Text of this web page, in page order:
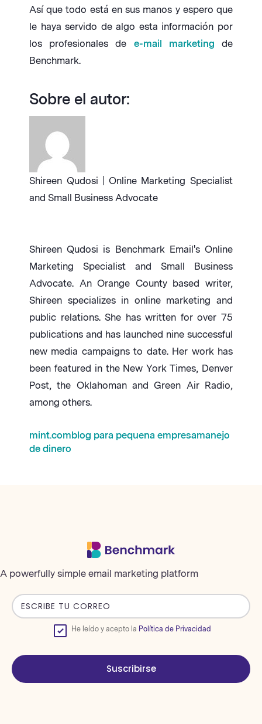
Así que todo está en sus manos y espero que
le haya servido de algo esta información por
los profesionales de e-mail marketing de
Benchmark.
Sobre el autor:
Shireen Qudosi | Online Marketing Specialist
and Small Business Advocate
Shireen Qudosi is Benchmark Email's Online
Marketing Specialist and Small Business
Advocate. An Orange County based writer,
Shireen specializes in online marketing and
public relations. She has written for over 75
publications and has launched nine successful
new media campaigns to date. Her work has
been featured in the New York Times, Denver
Post, the Oklahoman and Green Air Radio,
among others.
mint.comblog para pequena empresamanejo
de dinero
A powerfully simple email marketing platform
He leído y acepto la Política de Privacidad
Suscribirse